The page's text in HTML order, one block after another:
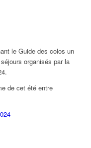
le Guide des colos un
organisés par la
de cet été entre